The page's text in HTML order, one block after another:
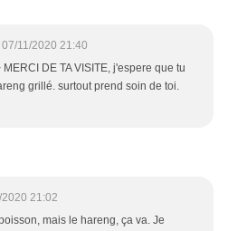
07/11/2020 21:40
DE TA VISITE, j'espere que tu
grillé. surtout prend soin de toi.
21:02
mais le hareng, ça va. Je